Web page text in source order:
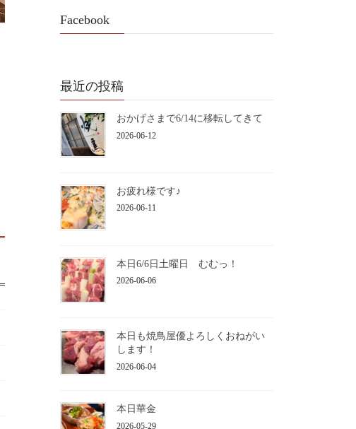
Facebook
最近の投稿
おかげさまで6/14に移転してきて
2026-06-12
お疲れ様です♪
2026-06-11
本日6/6日土曜日 むむっ！
2026-06-06
本日も焼鳥屋優よろしくおねがい
します！
2026-06-04
本日華金
2026-05-29